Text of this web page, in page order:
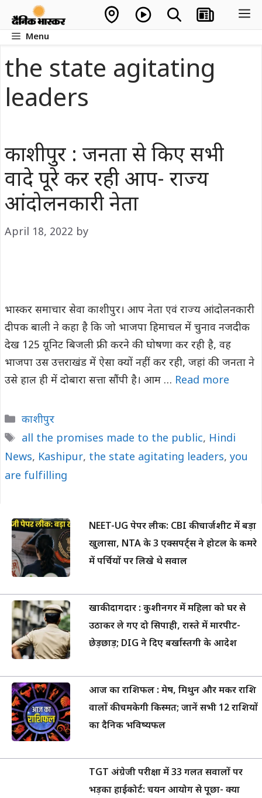
contentMenu
the state agitating
leaders
काशीपुर : जनता से किए सभी
वादे पूरे कर रही आप- राज्य
आंदोलनकारी नेता
April 18, 2022 by
भास्कर समाचार सेवा काशीपुर। आप नेता एवं राज्य आंदोलनकारी
दीपक बाली ने कहा है कि जो भाजपा हिमाचल में चुनाव नजदीक
देख 125 यूनिट बिजली फ्री करने की घोषणा कर रही है, वह
भाजपा उस उत्तराखंड में ऐसा क्यों नहीं कर रही, जहां की जनता ने
उसे हाल ही में दोबारा सत्ता सौंपी है। आम … Read more
Categories
काशीपुर
Tags
all the promises made to the public, Hindi
News, Kashipur, the state agitating leaders, you
are fulfilling
NEET-UG पेपर लीक: CBI की चार्जशीट में बड़ा
खुलासा, NTA के 3 एक्सपर्ट्स ने होटल के कमरे
में पर्चियों पर लिखे थे सवाल
खाकी दागदार : कुशीनगर में महिला को घर से
उठाकर ले गए दो सिपाही, रास्ते में मारपीट-
छेड़छाड़; DIG ने दिए बर्खास्तगी के आदेश
आज का राशिफल : मेष, मिथुन और मकर राशि
वालों की चमकेगी किस्मत; जानें सभी 12 राशियों
का दैनिक भविष्यफल
TGT अंग्रेजी परीक्षा में 33 गलत सवालों पर
भड़का हाईकोर्ट: चयन आयोग से पूछा- क्या